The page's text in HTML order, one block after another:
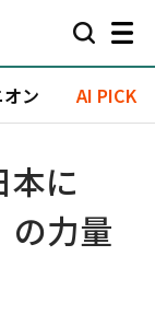
ン AI PICK
本に
の力量